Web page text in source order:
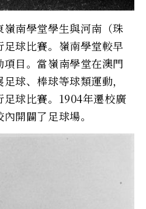
南學堂學生與河南（珠
球比賽。嶺南學堂較早
目。當嶺南學堂在澳門
球、棒球等球類運動，
球比賽。1904年遷校廣
開闢了足球場。